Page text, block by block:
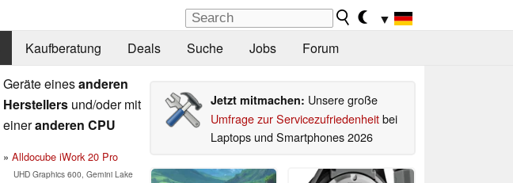
▼
Kaufberatung Deals Suche Jobs Forum
Geräte einesanderen
Herstellers und/oder mit
eineranderen CPU
Alldocube iWork 20 Pro
UHD Graphics 600, Gemini Lake
Jetzt mitmachen: Unsere große
Umfrage zur Servicezufriedenheitbei
Laptops und Smartphones 2026